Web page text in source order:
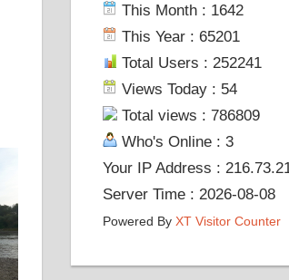
This Month : 1642
This Year : 65201
Total Users : 252241
Views Today : 54
Total views : 786809
Who's Online : 3
Your IP Address :
Server Time : 2026-08-08
Powered ByXT Visitor Counter